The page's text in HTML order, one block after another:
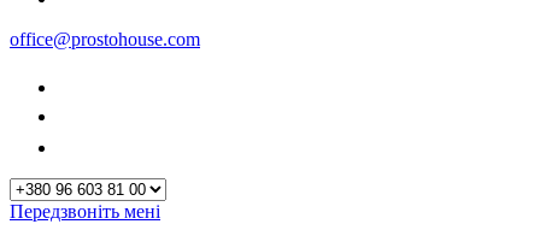
office@prostohouse.com
Передзвоніть мені